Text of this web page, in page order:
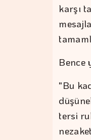
karşı
Bence
"Bu
tersi